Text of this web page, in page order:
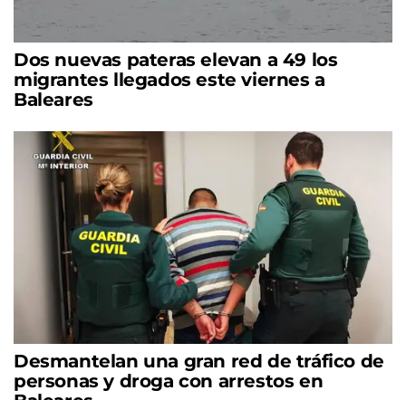
Dos nuevas pateras elevan a 49 los
migrantes llegados este viernes a
Baleares
Desmantelan una gran red de tráfico de
personas y droga con arrestos en